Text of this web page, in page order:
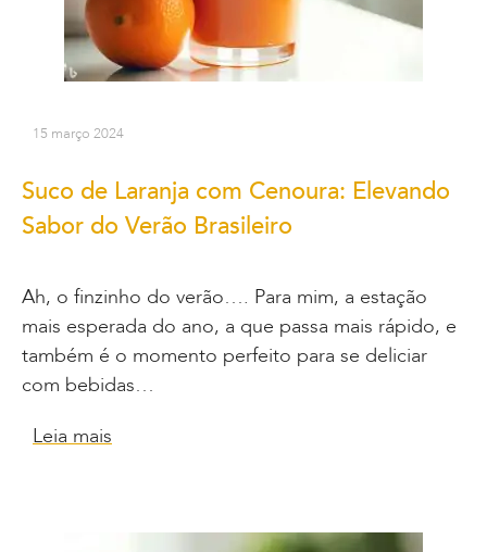
15 março 2024
Suco de Laranja com Cenoura: Elevando
Sabor do Verão Brasileiro
Ah, o finzinho do verão…. Para mim, a estação
mais esperada do ano, a que passa mais rápido, e
também é o momento perfeito para se deliciar
com bebidas…
Leia mais